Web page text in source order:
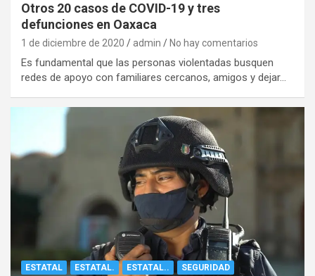
Otros 20 casos de COVID-19 y tres
defunciones en Oaxaca
1 de diciembre de 2020 admin No hay comentarios
Es fundamental que las personas violentadas busquen
redes de apoyo con familiares cercanos, amigos y dejar…
ESTATAL ESTATAL. ESTATAL.. SEGURIDAD